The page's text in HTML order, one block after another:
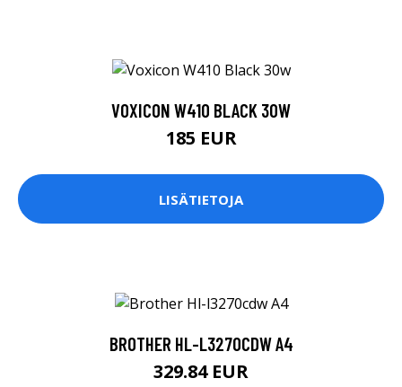
VOXICON W410 BLACK 30W
185 EUR
LISÄTIETOJA
BROTHER HL-L3270CDW A4
329.84 EUR